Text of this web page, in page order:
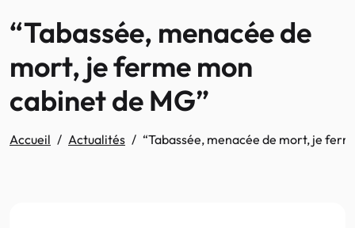
“Tabassée, menacée de
mort, je ferme mon
cabinet de MG”
Accueil Actualités “Tabassée, menacée de mort, je